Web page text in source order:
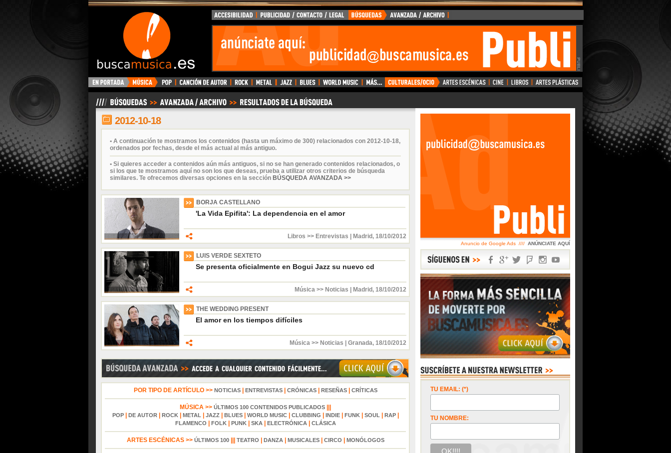
BuscaMusica.es
2012-10-18
• A continuación te mostramos los contenidos (hasta un máximo de 300) relacionados con 2012-10-18,
ordenados por fechas, desde el más actual al más antiguo.
• Si quieres acceder a contenidos aún más antiguos, si no se han generado contenidos relacionados, o
si los que te mostramos aquí no son los que deseas, prueba a utilizar otros criterios de búsqueda
similares. Te ofrecemos diversas opciones en la sección BÚSQUEDA AVANZADA >>
BORJA CASTELLANO
'La Vida Epifita': La dependencia en el amor
Libros >> Entrevistas Madrid , 18/10/2012
LUIS VERDE SEXTETO
Se presenta oficialmente en Bogui Jazz su nuevo cd
Música >> Noticias Madrid , 18/10/2012
THE WEDDING PRESENT
El amor en los tiempos difíciles
Música >> Noticias Granada, 18/10/2012
POR TIPO DE ARTÍCULO >> NOTICIAS| ENTREVISTAS| CRÓNICAS| RESEÑAS| CRÍTICAS
MÚSICA >> ÚLTIMOS 100 CONTENIDOS PUBLICADOS
POP| DE AUTOR| ROCK| METAL| JAZZ| BLUES| WORLD MUSIC| CLUBBING INDIE| FUNK| SOUL| RAP|
FLAMENCO FOLK| PUNK| SKA| ELECTRÓNICA| CLÁSICA
ARTES ESCÉNICAS >> ÚLTIMOS 100||| TEATRO DANZA| MUSICALES| CIRCO MONÓLOGOS
Anuncio de Google Ads //// ANÚNCIATE AQUÍ
TU EMAIL: (*)
TU NOMBRE: